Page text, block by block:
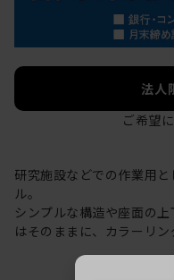
法人
ご希望
研究施設などでの作業用
ル。
シンプルな構造や座面の
はそのままに、カラーリン